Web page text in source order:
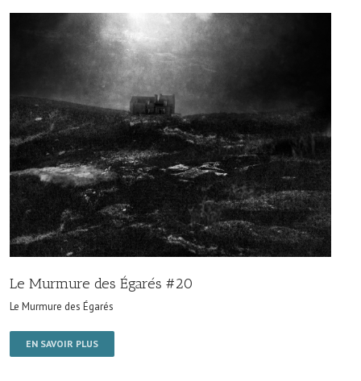
Le Murmure des Égarés #20
Le Murmure des Égarés
EN SAVOIR PLUS